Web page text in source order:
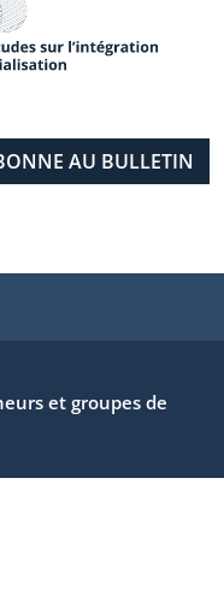
et groupes de